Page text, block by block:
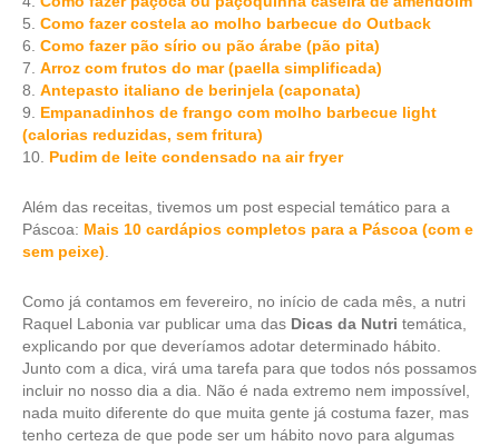
5. Como fazer costela ao molho barbecue do Outback
6. Como fazer pão sírio ou pão árabe (pão pita)
7. Arroz com frutos do mar (paella simplificada)
8. Antepasto italiano de berinjela (caponata)
9. Empanadinhos de frango com molho barbecue light
(calorias reduzidas, sem fritura)
10. Pudim de leite condensado na air fryer
Além das receitas, tivemos um post especial temático para a
Páscoa: Mais 10 cardápios completos para a Páscoa (com e
sem peixe)
Como já contamos em fevereiro, no início de cada mês, a nutri
Raquel Labonia var publicar uma das Dicas da Nutri temática,
explicando por que deveríamos adotar determinado hábito.
Junto com a dica, virá uma tarefa para que todos nós possamos
incluir no nosso dia a dia. Não é nada extremo nem impossível,
nada muito diferente do que muita gente já costuma fazer, mas
tenho certeza de que pode ser um hábito novo para algumas